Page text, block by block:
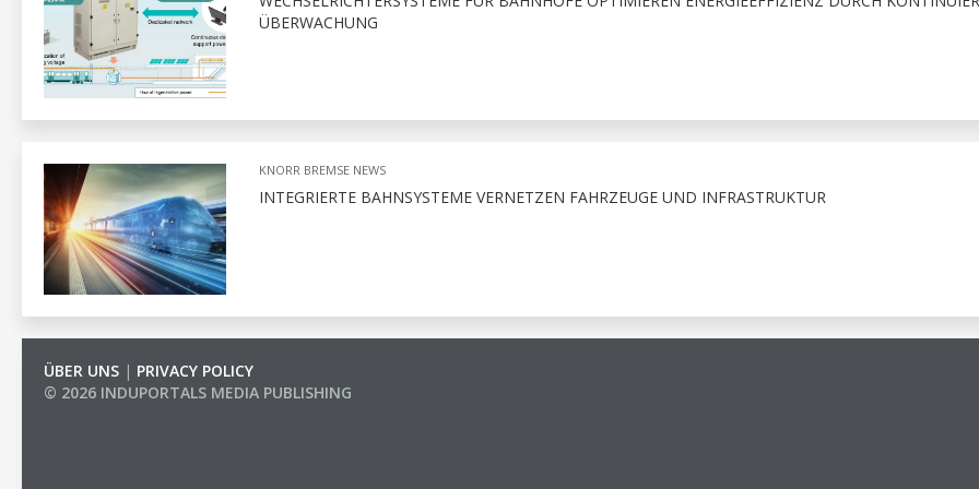
ÜBERWACHUNG
KNORR BREMSE NEWS
INTEGRIERTE BAHNSYSTEME VERNETZEN FAHRZEUGE UND INFRASTRUKTUR
ÜBER UNS | PRIVACY POLICY
© 2026 INDUPORTALS MEDIA PUBLISHING